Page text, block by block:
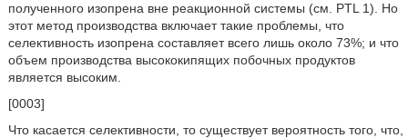
полученного изопрена вне реакционной системы (см. PTL 1). Но
этот метод производства включает такие проблемы, что
селективность изопрена составляет всего лишь около 73%; и что
объем производства высококипящих побочных продуктов
является высоким.
[0003]
Что касается селективности, то существует вероятность того, что,